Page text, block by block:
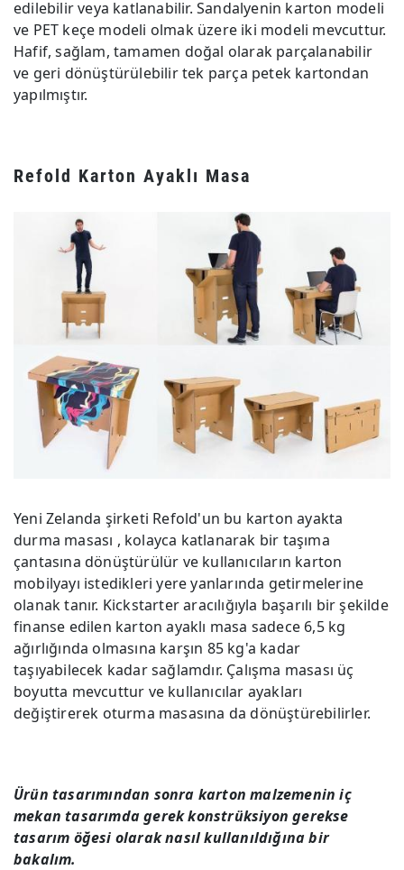
edilebilir veya katlanabilir. Sandalyenin karton modeli
ve PET keçe modeli olmak üzere iki modeli mevcuttur.
Hafif, sağlam, tamamen doğal olarak parçalanabilir
ve geri dönüştürülebilir tek parça petek kartondan
yapılmıştır.
Refold Karton Ayaklı Masa
Yeni Zelanda şirketi Refold'un bu karton ayakta
durma masası , kolayca katlanarak bir taşıma
çantasına dönüştürülür ve kullanıcıların karton
mobilyayı istedikleri yere yanlarında getirmelerine
olanak tanır. Kickstarter aracılığıyla başarılı bir şekilde
finanse edilen karton ayaklı masa sadece 6,5 kg
ağırlığında olmasına karşın 85 kg'a kadar
taşıyabilecek kadar sağlamdır. Çalışma masası üç
boyutta mevcuttur ve kullanıcılar ayakları
değiştirerek oturma masasına da dönüştürebilirler.
Ürün tasarımından sonra karton malzemenin iç
mekan tasarımda gerek konstrüksiyon gerekse
tasarım öğesi olarak nasıl kullanıldığına bir
bakalım.